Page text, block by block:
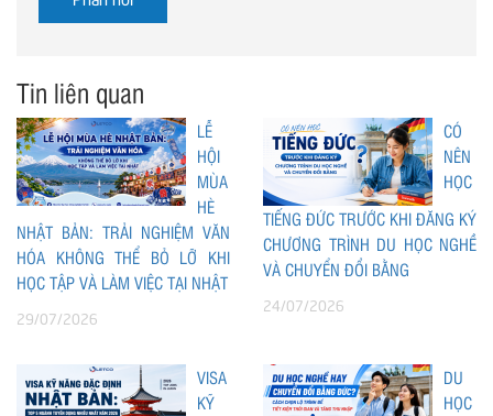
Tin liên quan
LỄ
HỘI
MÙA
HÈ
NHẬT BẢN: TRẢI NGHIỆM VĂN
HÓA KHÔNG THỂ BỎ LỠ KHI
HỌC TẬP VÀ LÀM VIỆC TẠI NHẬT
29/07/2026
CÓ
NÊN
HỌC
TIẾNG ĐỨC TRƯỚC KHI ĐĂNG KÝ
CHƯƠNG TRÌNH DU HỌC NGHỀ
VÀ CHUYỂN ĐỔI BẰNG
24/07/2026
VISA
KỸ
DU
HỌC